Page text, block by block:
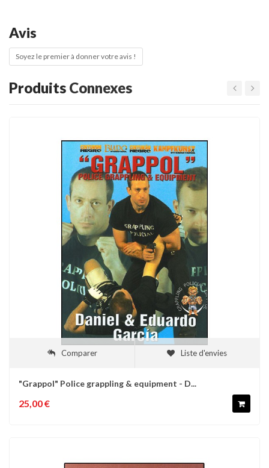
Avis
Soyez le premier à donner votre avis !
Produits Connexes
Comparer Liste d'envies
"Grappol" Police grappling & equipment - D...
25,00 €